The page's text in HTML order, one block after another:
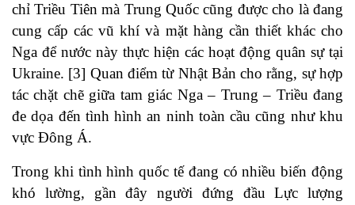
chỉ Triều Tiên mà Trung Quốc cũng được cho là đang
cung cấp các vũ khí và mặt hàng cần thiết khác cho
Nga để nước này thực hiện các hoạt động quân sự tại
Ukraine. [3] Quan điểm từ Nhật Bản cho rằng, sự hợp
tác chặt chẽ giữa tam giác Nga – Trung – Triều đang
đe dọa đến tình hình an ninh toàn cầu cũng như khu
vực Đông Á.
Trong khi tình hình quốc tế đang có nhiều biến động
khó lường, gần đây người đứng đầu Lực lượng